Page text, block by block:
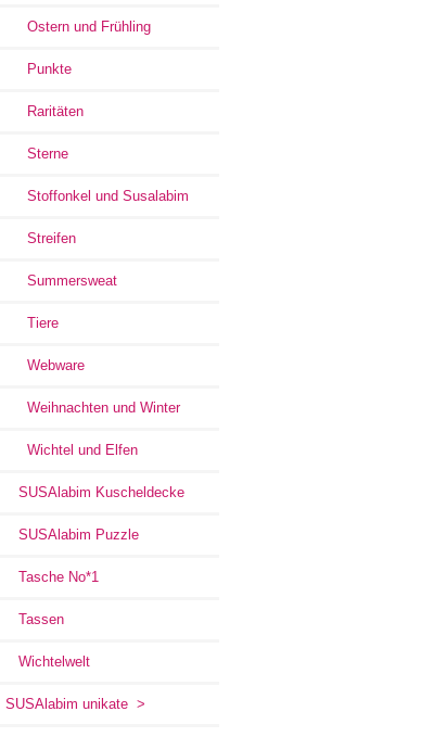
Ostern und Frühling
Punkte
Raritäten
Sterne
Stoffonkel und Susalabim
Streifen
Summersweat
Tiere
Webware
Weihnachten und Winter
Wichtel und Elfen
SUSAlabim Kuscheldecke
SUSAlabim Puzzle
Tasche No*1
Tassen
Wichtelwelt
SUSAlabim unikate >